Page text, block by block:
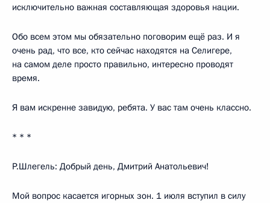
исключительно важная составляющая здоровья нации.
Обо всем этом мы обязательно поговорим ещё раз. И я
очень рад, что все, кто сейчас находятся на Селигере,
на самом деле просто правильно, интересно проводят
время.
Я вам искренне завидую, ребята. У вас там очень классно.
* * *
Р.Шлегель: Добрый день, Дмитрий Анатольевич!
Мой вопрос касается игорных зон. 1 июля вступил в силу